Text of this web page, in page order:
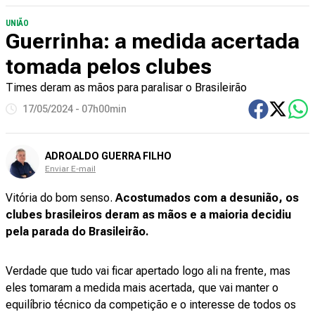
UNIÃO
Guerrinha: a medida acertada
tomada pelos clubes
Times deram as mãos para paralisar o Brasileirão
17/05/2024 - 07h00min
ADROALDO GUERRA FILHO
Enviar E-mail
Vitória do bom senso. Acostumados com a desunião, os
clubes brasileiros deram as mãos e a maioria decidiu
pela parada do Brasileirão.
Verdade que tudo vai ficar apertado logo ali na frente, mas
eles tomaram a medida mais acertada, que vai manter o
equilíbrio técnico da competição e o interesse de todos os